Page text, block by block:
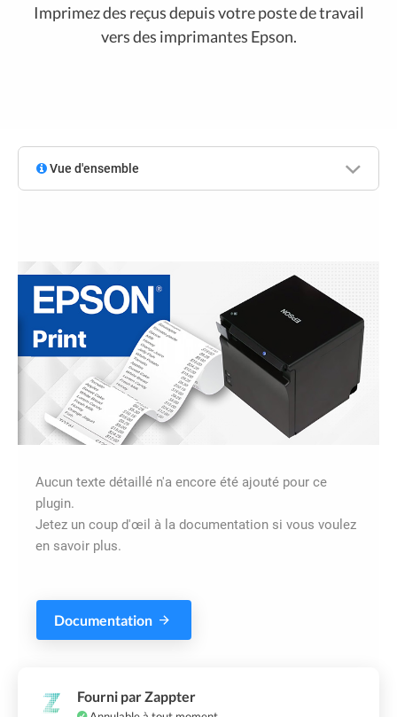
Imprimez des reçus depuis votre poste de travail
vers des imprimantes Epson.
Vue d'ensemble
Aucun texte détaillé n'a encore été ajouté pour ce
plugin.
Jetez un coup d'œil à la documentation si vous voulez
en savoir plus.
Documentation
Fourni par Zappter